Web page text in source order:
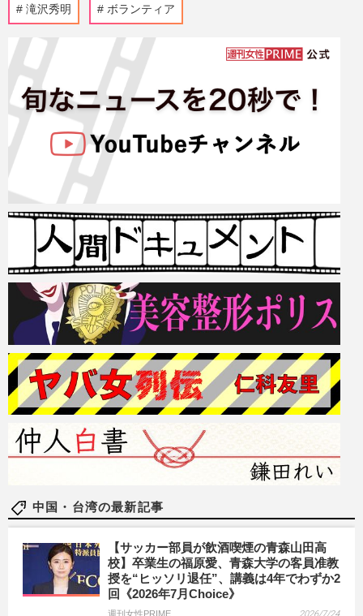
滝沢秀明 ボランティア
中国・台湾の最新記事
【サッカー部員が飲酒喫煙の青森山田高
校】卒業生の福原愛、青森大学の客員准教
授を“ヒッソリ退任”、講義は4年でわずか2
回《2026年7月Choice》
週刊女性PRIME